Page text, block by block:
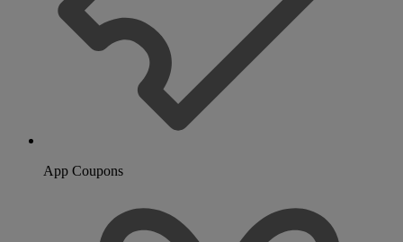
App Coupons